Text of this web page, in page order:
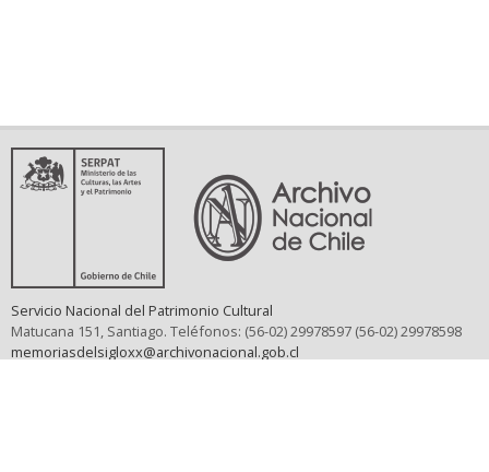
Servicio Nacional del Patrimonio Cultural
Matucana 151, Santiago. Teléfonos: (56-02) 29978597 (56-02) 29978598
memoriasdelsigloxx@archivonacional.gob.cl